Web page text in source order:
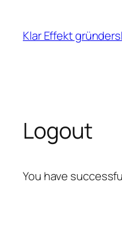
innhold
Klar Effekt
Logout
You have